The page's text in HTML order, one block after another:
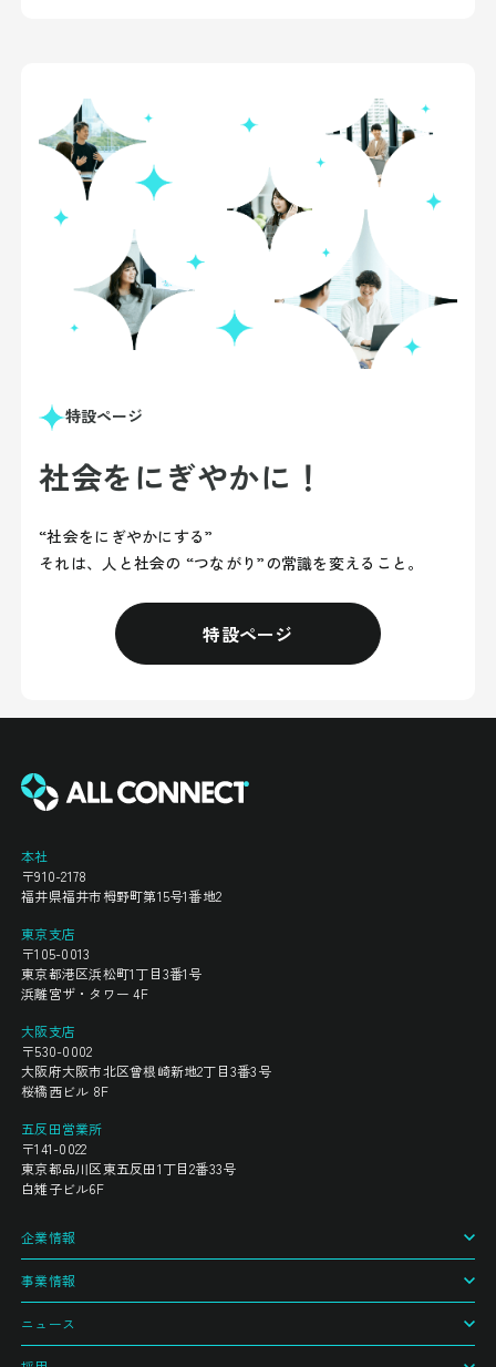
特設ページ
社会をにぎやかに！
“社会をにぎやかにする”
それは、人と社会の “つながり”の常識を変えること。
特設ページ
本社
〒910-2178
福井県福井市栂野町第15号1番地2
東京支店
〒105-0013
東京都港区浜松町1丁目3番1号
浜離宮ザ・タワー 4F
大阪支店
〒530-0002
大阪府大阪市北区曾根崎新地2丁目3番3号
桜橋西ビル 8F
五反田営業所
〒141-0022
東京都品川区東五反田1丁目2番33号
白雉子ビル6F
企業情報
事業情報
ニュース